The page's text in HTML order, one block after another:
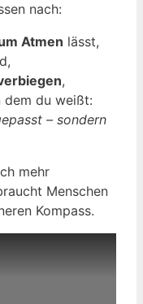
nach:
Atmen lässt,
,
dem du weißt:
– sondern
mehr
Menschen
Kompass.